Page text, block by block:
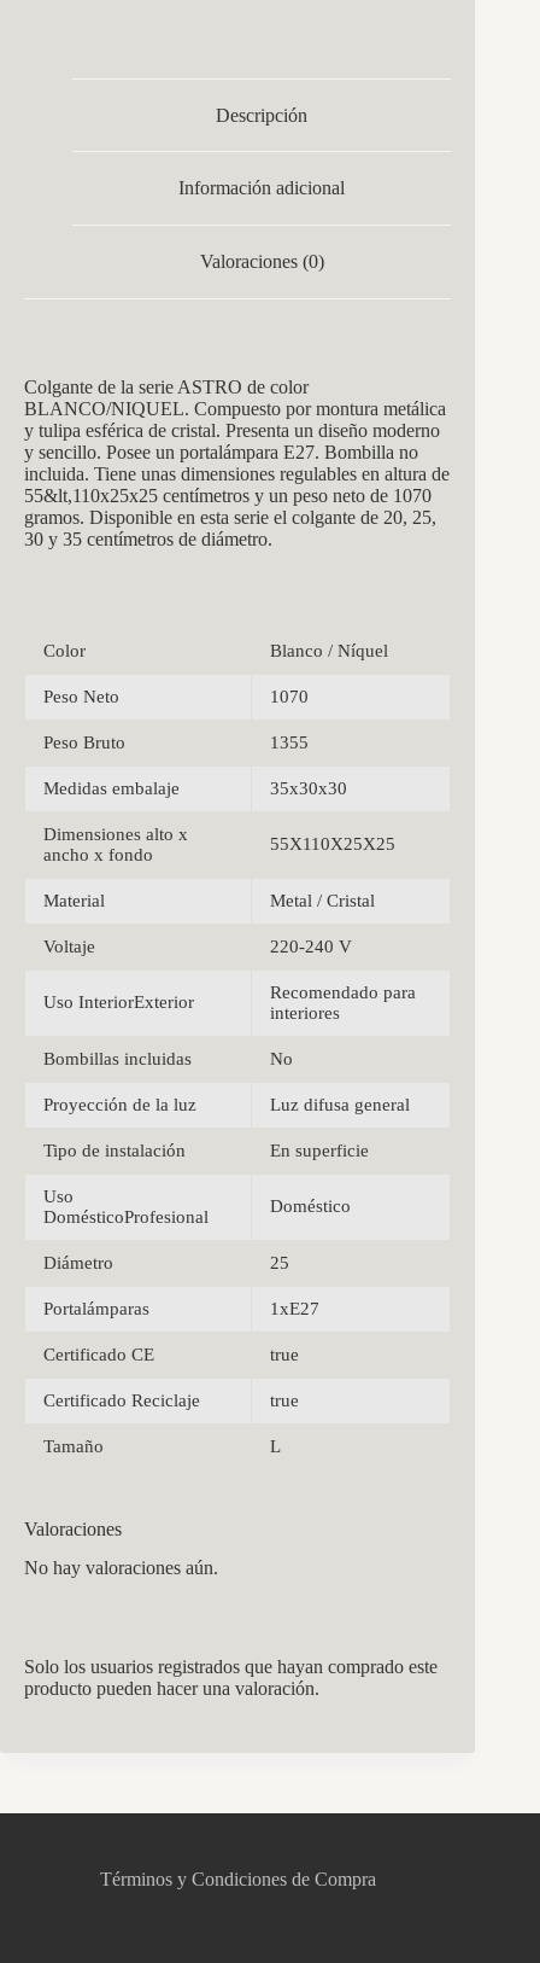
Descripción
Información adicional
Valoraciones (0)
Colgante de la serie ASTRO de color
BLANCO/NIQUEL. Compuesto por montura metálica
y tulipa esférica de cristal. Presenta un diseño moderno
y sencillo. Posee un portalámpara E27. Bombilla no
incluida. Tiene unas dimensiones regulables en altura de
55&lt,110x25x25 centímetros y un peso neto de 1070
gramos. Disponible en esta serie el colgante de 20, 25,
30 y 35 centímetros de diámetro.
Color Blanco / Níquel
Peso Neto 1070
Peso Bruto 1355
Medidas embalaje 35x30x30
Dimensiones alto x
ancho x fondo
55X110X25X25
Material Metal / Cristal
Voltaje 220-240 V
Uso InteriorExterior
Recomendado para
interiores
Bombillas incluidas No
Proyección de la luz Luz difusa general
Tipo de instalación En superficie
Uso
DomésticoProfesional
Doméstico
Diámetro 25
Portalámparas 1xE27
Certificado CE true
Certificado Reciclaje true
Tamaño L
Valoraciones
No hay valoraciones aún.
Solo los usuarios registrados que hayan comprado este
producto pueden hacer una valoración.
Términos y Condiciones de Compra
Asistente virtual · En línea